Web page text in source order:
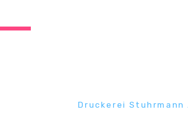
Druckerei Stuhrmann